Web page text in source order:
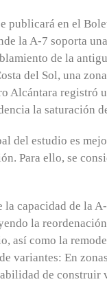
publicará en el
la A-7 soporta
de la
del Sol, una
Alcántara registró
la saturación
del estudio es
Para ello, se
capacidad de la
la
así como la
variantes: En
de construir